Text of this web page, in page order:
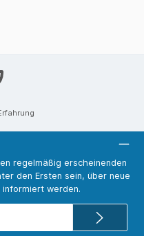
regelmäßig erscheinenden
den Ersten sein, über neue
werden.